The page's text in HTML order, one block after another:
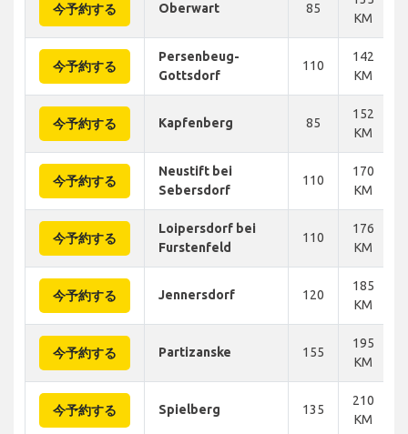
今予約する Oberwart 85
KM
今予約する
Persenbeug-
Gottsdorf
110
142
KM
今予約する Kapfenberg 85
152
KM
今予約する
Neustift bei
Sebersdorf
110
170
KM
今予約する
Loipersdorf bei
Furstenfeld
110
176
KM
今予約する Jennersdorf 120
185
KM
今予約する Partizanske 155
195
KM
今予約する Spielberg 135
210
KM